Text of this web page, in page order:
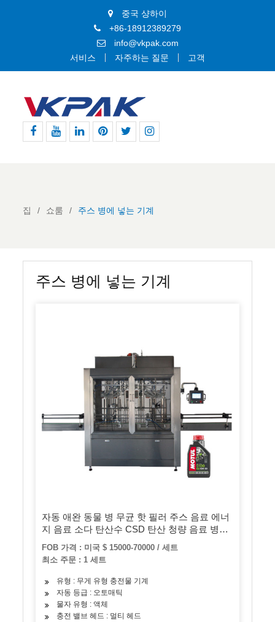
중국 샹하이
+86-18912389279
info@vkpak.com
서비스
자주하는 질문 고객
집 쇼룸 주스 병에 넣는 기계
주스 병에 넣는 기계
자동 애완 동물 병 무균 핫 필러 주스 음료 에너
지 음료 소다 탄산수 CSD 탄산 청량 음료 병에
넣는 유제품 충전 식물 포장기
FOB 가격 : 미국 $ 15000-70000 / 세트
최소 주문 : 1 세트
유형 : 무게 유형 충전물 기계
자동 등급 : 오토매틱
물자 유형 : 액체
충전 밸브 헤드 : 멀티 헤드